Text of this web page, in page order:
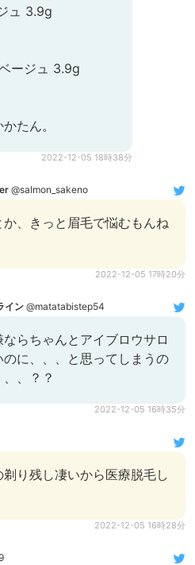
ュ 3.9g
ージュ 3.9g
たん。
2022-12-05 18時38分
@salmon_sakeno
か、きっと眉毛で悩むもんね
2022-12-05 17時20分
イン @matatabistep54
らちゃんとアイブロウサロ
のに、、、と思ってしまうの
、？？
2022-12-05 16時35分
り残し凄いから医療脱毛し
2022-12-05 16時28分